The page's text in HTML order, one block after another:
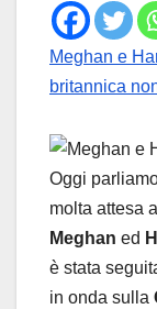
Meghan e
britannica
Oggi
molta attesa
Meghan ed
è stata
in onda sulla